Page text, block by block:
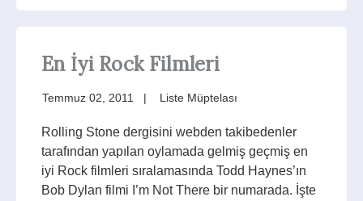
En İyi Rock Filmleri
Temmuz 02, 2011 Liste Müptelası
Rolling Stone dergisini webden takibedenler
tarafından yapılan oylamada gelmiş geçmiş en
iyi Rock filmleri sıralamasında Todd Haynes’ın
Bob Dylan filmi I’m Not There bir numarada. İşte